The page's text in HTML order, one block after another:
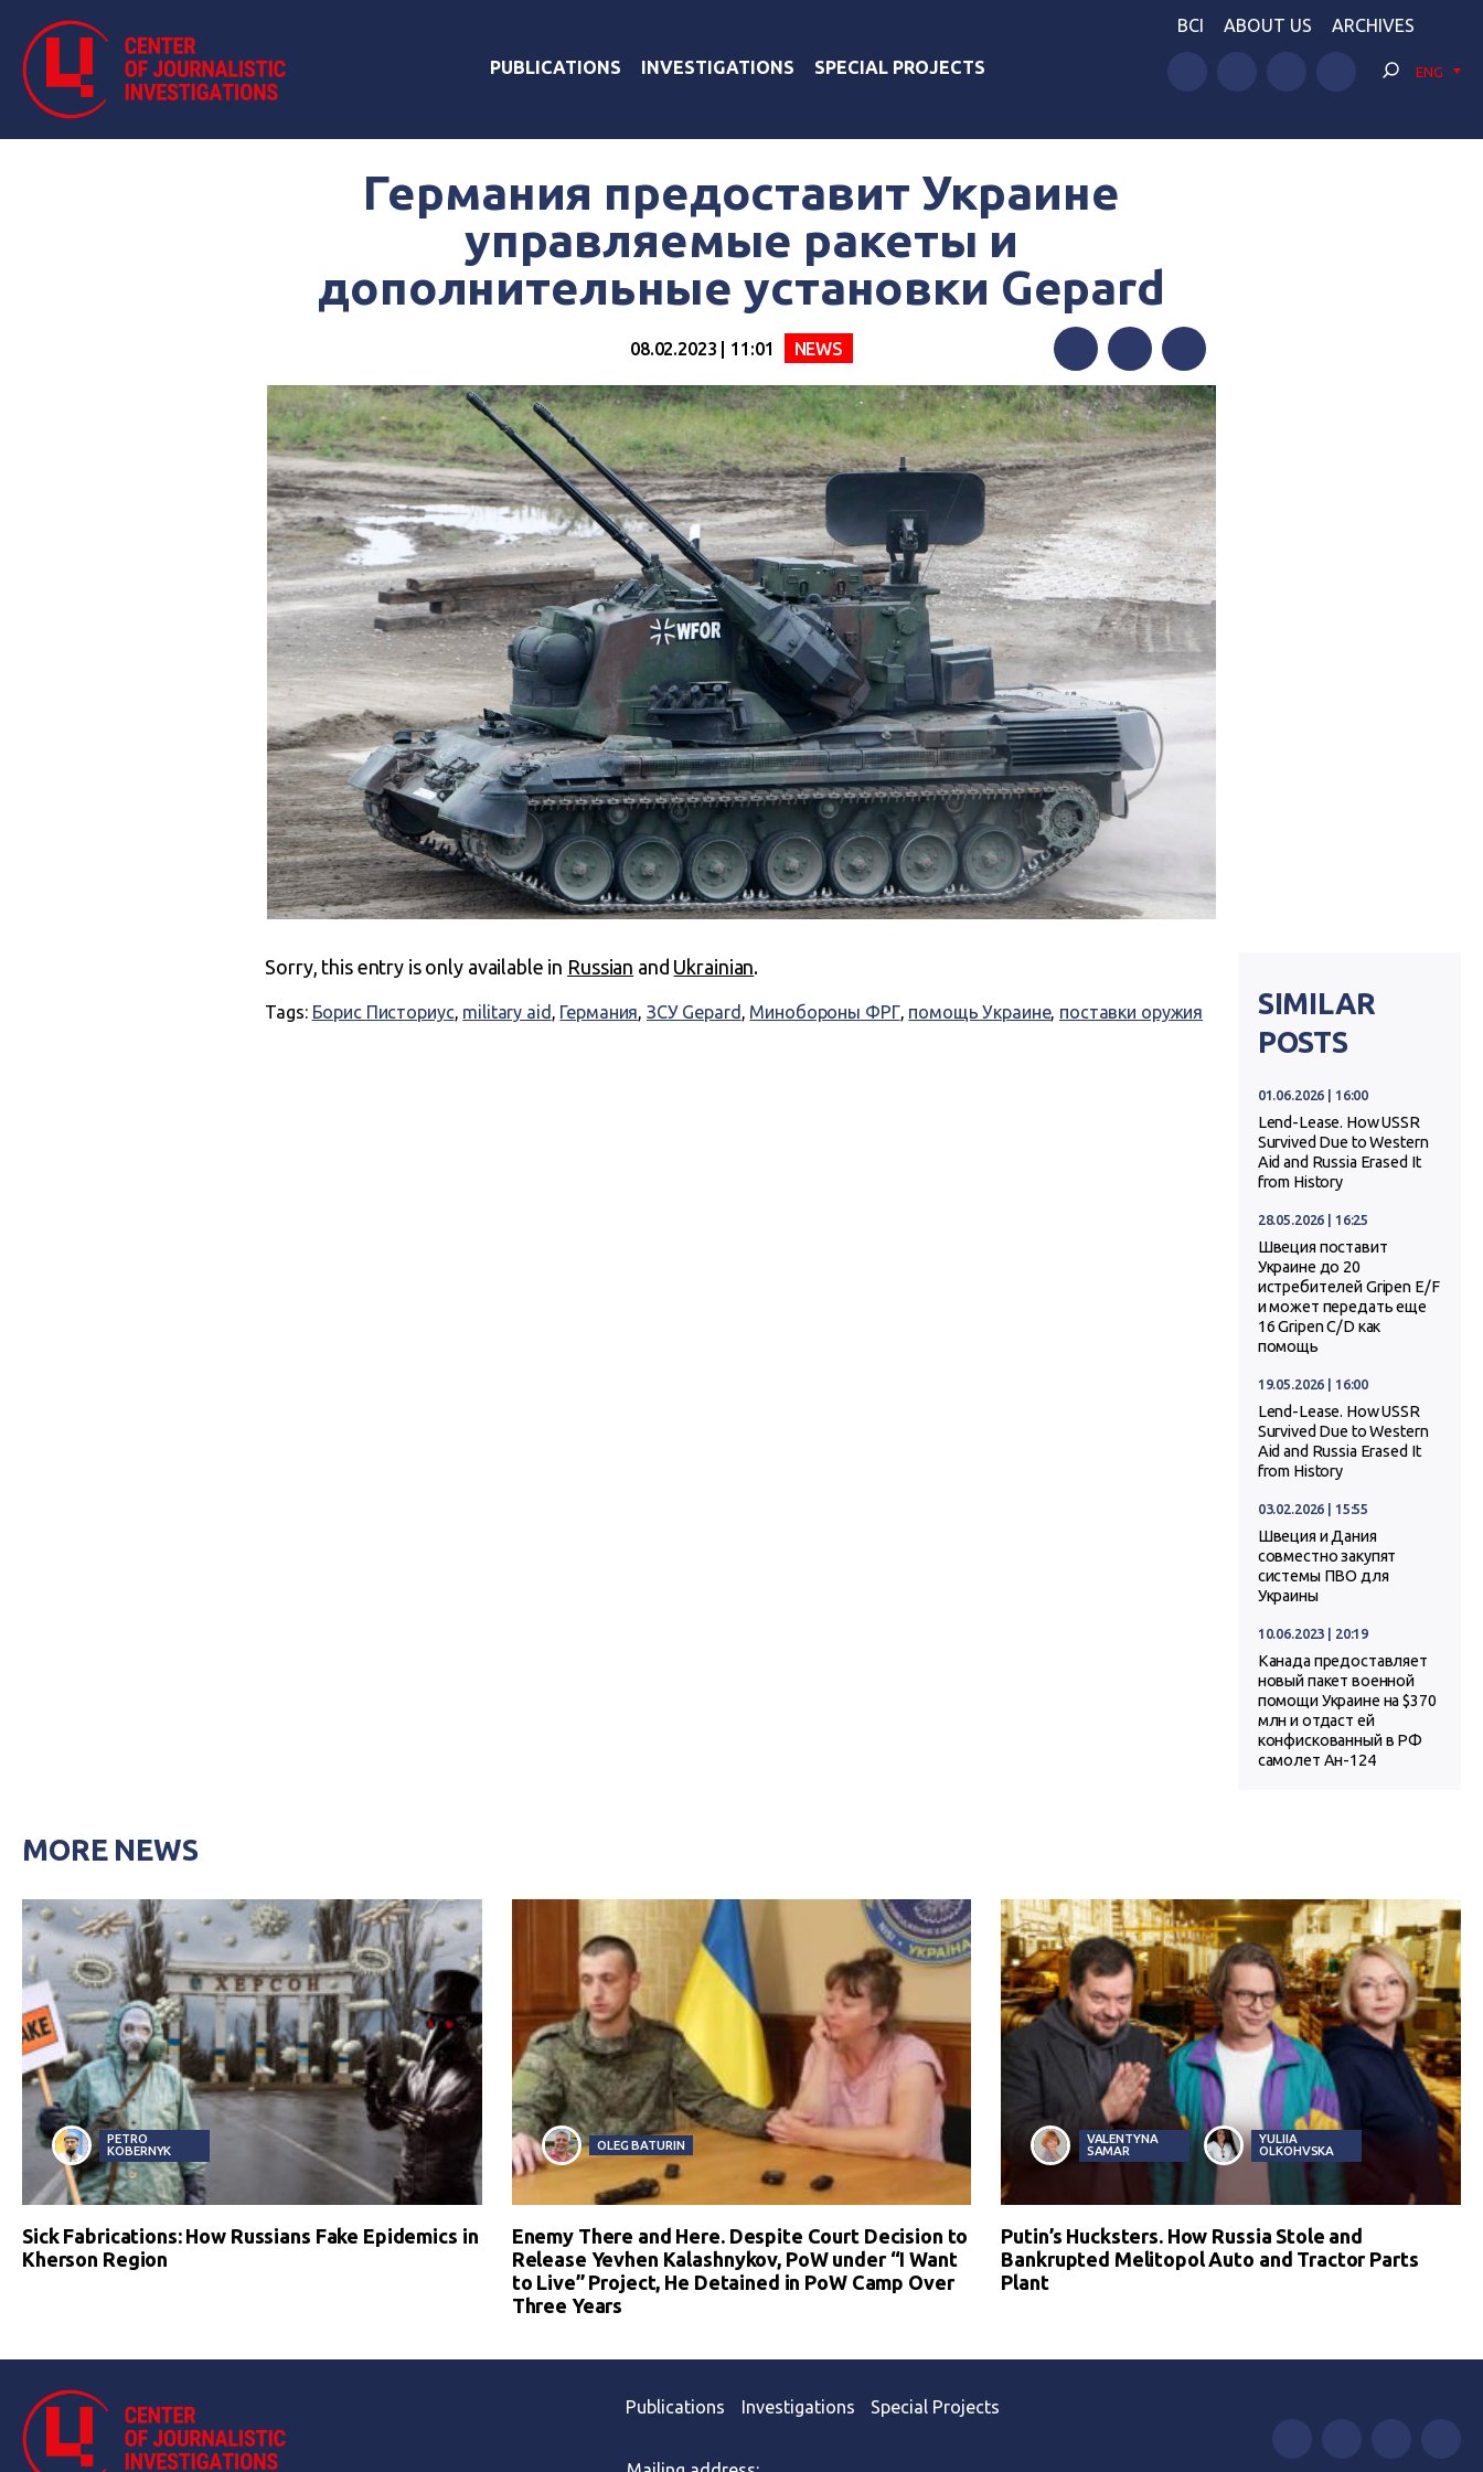
PUBLICATIONS INVESTIGATIONS SPECIAL PROJECTS
BCI ABOUT US ARCHIVES
ENG
Германия предоставит Украине
управляемые ракеты и
дополнительные установки Gepard
08.02.2023 | 11:01 NEWS
FacebookTwitter Telegram
Sorry, this entry is only available in Russian and Ukrainian.
Tags: Борис Писториус, military aid , Германия,ЗСУ Gepard , Минобороны ФРГ, помощь Украине, поставки оружия
SIMILAR
POSTS
01.06.2026 | 16:00
Lend-Lease. How USSR
Survived Due to Western
Aid and Russia Erased It
from History
28.05.2026 | 16:25
Швеция поставит
Украине до 20
истребителей Gripen E/F
и может передать еще
16 Gripen C/D как
помощь
19.05.2026 | 16:00
Lend-Lease. How USSR
Survived Due to Western
Aid and Russia Erased It
from History
03.02.2026 | 15:55
Швеция и Дания
совместно закупят
системы ПВО для
Украины
10.06.2023 | 20:19
Канада предоставляет
новый пакет военной
помощи Украине на $370
млн и отдаст ей
конфискованный в РФ
самолет Ан-124
MORE NEWS
PETRO
KOBERNYK
Sick Fabrications: How Russians Fake Epidemics in
Kherson Region
OLEG BATURIN
Enemy There and Here. Despite Court Decision to
Release Yevhen Kalashnykov, PoW under “I Want
to Live” Project, He Detained in PoW Camp Over
Three Years
VALENTYNA
SAMAR
YULIIA
OLKOHVSKA
Putin’s Hucksters. How Russia Stole and
Bankrupted Melitopol Auto and Tractor Parts
Plant
Publications Investigations Special Projects